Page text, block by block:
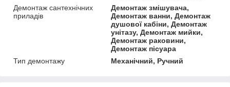
Демонтаж сантехнічних
приладів
Демонтаж змішувача,
Демонтаж ванни, Демонтаж
душової кабіни, Демонтаж
унітазу, Демонтаж мийки,
Демонтаж раковини,
Демонтаж пісуара
Тип демонтажу
Механічний, Ручний